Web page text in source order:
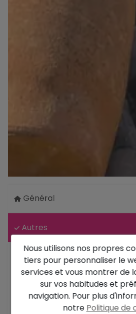
Général
Autres
Type: Villa
Chambres à coucher: 3
Ville: Moraira
Salles de bains: 2
Nous utilisons nos propres
tiers pour personnaliser le
services et vous montrer de
sur vos habitudes et
navigation. Pour plus
notre Politique de